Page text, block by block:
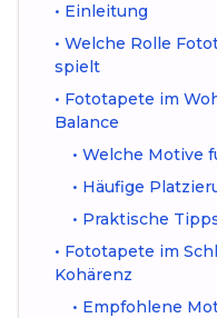
• Einleitung
• Welche Rolle
spielt
• Fototapete im
Balance
• Welche Motive
• Häufige
• Praktische
• Fototapete im
Kohärenz
• Empfohlene